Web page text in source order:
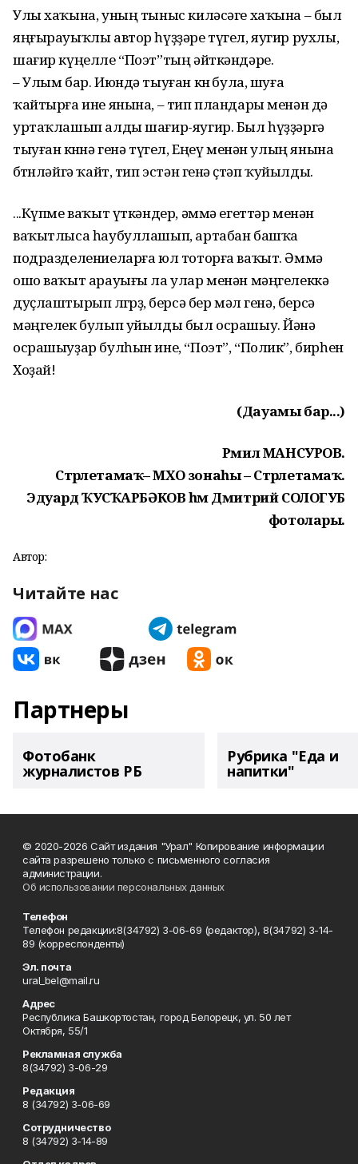
Улы хаҡына, уның тыныс киләсәге хаҡына – был
яңғырауыҡлы автор һүҙҙәре түгел, яугир рухлы,
шағир күңелле “Поэт”тың әйткәндәре.
– Улым бар. Июндә тыуған көнө була, шуға
ҡайтырға ине янына, – тип пландары менән дә
уртаҡлашып алды шағир-яугир. Был һүҙҙәргә
тыуған көнөнә генә түгел, Еңеү менән улың янына
бөтөнләйгә ҡайт, тип эстән генә өҫтәп ҡуйылды.
...Күпме ваҡыт үткәндер, әммә егеттәр менән
ваҡытлыса һаубуллашып, артабан башҡа
подразделениеларға юл тоторға ваҡыт. Әммә
ошо ваҡыт арауығы ла улар менән мәңгелеккә
дуҫлаштырып өлгөрҙө, берсә бер мәл генә, берсә
мәңгелек булып уйылды был осрашыу. Йәнә
осрашыуҙар булһын ине, “Поэт”, “Полик”, бирһен
Хоҙай!
(Дауамы бар...)
Рәмил МАНСУРОВ.
Стәрлетамаҡ– МХО зонаһы – Стәрлетамаҡ.
Эдуард ҠУСҠАРБӘКОВ һәм Дмитрий СОЛОГУБ
фотолары.
Автор:
Читайте нас
Партнеры
Фотобанк
журналистов РБ
Рубрика "Еда и
напитки"
© 2020-2026 Сайт издания "Урал" Копирование информации
сайта разрешено только с письменного согласия
администрации.
Об использовании персональных данных
Телефон
Телефон редакции:8(34792) 3-06-69 (редактор), 8(34792) 3-14-
89 (корреспонденты)
Эл. почта
ural_bel@mail.ru
Адрес
Республика Башкортостан, город Белорецк, ул. 50 лет
Октября, 55/1
Рекламная служба
8(34792) 3-06-29
Редакция
8 (34792) 3-06-69
Сотрудничество
8 (34792) 3-14-89